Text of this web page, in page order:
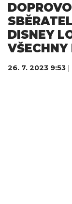
DISNEY
26. 7. 2023 9:53 |